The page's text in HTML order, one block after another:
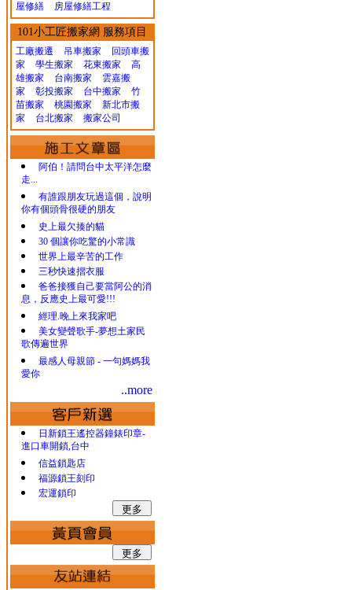
屋修繕
房屋修繕工程
101小工匠搬家網 服務項目
工廠搬遷 吊車搬家
回頭車搬
家
學生搬家 花東搬家
高
雄搬家
台南搬家
雲嘉搬
家
彰投搬家 台中搬家
竹
苗搬家
桃園搬家
新北市搬
家
台北搬家 搬家公司
阿伯！請問台中太平洋怎麼
走...
有誰跟朋友玩過這個，說明
你有個頭骨很硬的朋友
史上最欠揍的貓
30 個讓你吃驚的小常識
世界上最辛苦的工作
三秒快速摺衣服
爸爸接獲自己要當阿公的消
息，反應史上最可愛!!!
經理.晚上來我家吧
美女變聲歌手-夢想土家民
歌傳遍世界
最感人母親節 - 一句媽媽我
愛你
..more
日新鎖王遙控器鐘錶印章-
進口車開鎖,台中
信益鎖匙店
福源鎖王刻印
宏運鎖印